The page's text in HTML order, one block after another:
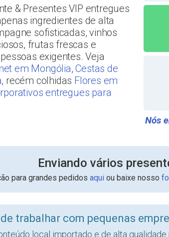
& Presentes VIP entregues
ingredientes de alta
sofisticadas, vinhos
frutas frescas e
exigentes. Veja
em Mongólia,Cestas de
, recém colhidas Flores em
entregues para
Nós
Enviando vários
para grandes pedidos aquiou baixe nosso
trabalhar com pequenas
local importado e de alta